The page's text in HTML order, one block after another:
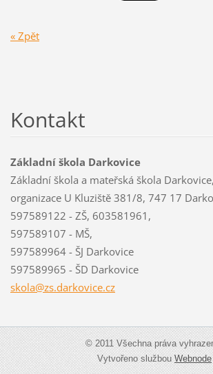
« Zpět
Kontakt
Základní škola Darkovice
Základní škola a mateřská škola
organizace U Kluziště 381/8, 747 17
597589122 - ZŠ, 603581961,
597589107 - MŠ,
597589964 - ŠJ Darkovice
597589965 - ŠD Darkovice
skola@zs.darkovice.cz
© 2011 Všechna práva
Vytvořeno službouWebnode